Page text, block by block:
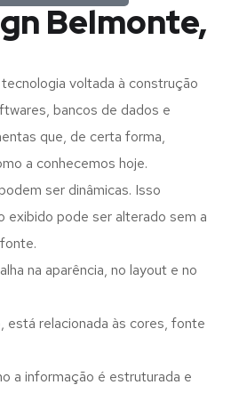
Belmonte,
voltada à construção
bancos de dados e
que, de certa forma,
a conhecemos hoje.
ser dinâmicas. Isso
exibido pode ser alterado sem a
na aparência, no layout e no
está relacionada às cores, fonte
a informação é estruturada e